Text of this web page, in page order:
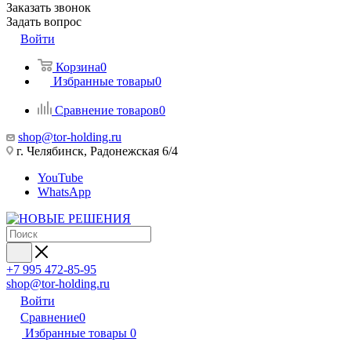
Заказать звонок
Задать вопрос
Войти
Корзина0
Избранные товары0
Сравнение товаров0
shop@tor-holding.ru
г. Челябинск, Радонежская 6/4
YouTube
WhatsApp
+7 995 472-85-95
shop@tor-holding.ru
Войти
Сравнение0
Избранные товары 0